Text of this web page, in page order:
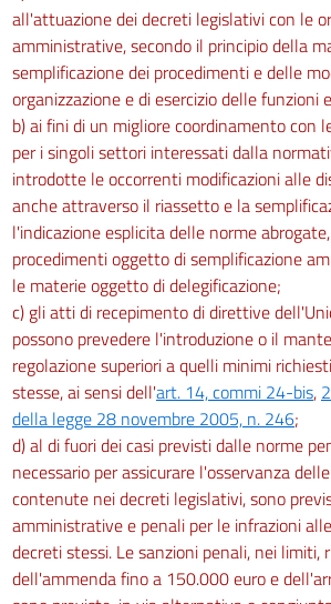
all'attuazione dei decreti legislativi con le
amministrative, secondo il principio della
semplificazione dei procedimenti e delle
organizzazione e di esercizio delle funzioni
b) ai fini di un migliore coordinamento con
per i singoli settori interessati dalla
introdotte le occorrenti modificazioni alle
anche attraverso il riassetto e la
l'indicazione esplicita delle norme
procedimenti oggetto di semplificazione
le materie oggetto di delegificazione;
c) gli atti di recepimento di direttive
possono prevedere l'introduzione o il
regolazione superiori a quelli minimi
stesse, ai sensi dell'art. 14, commi 24-bis,
della legge 28 novembre 2005, n. 246;
d) al di fuori dei casi previsti dalle norme
necessario per assicurare l'osservanza
contenute nei decreti legislativi, sono
amministrative e penali per le infrazioni
decreti stessi. Le sanzioni penali, nei limiti,
dell'ammenda fino a 150.000 euro e